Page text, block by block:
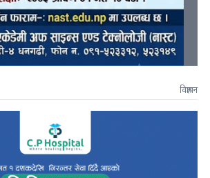
विज्ञापन